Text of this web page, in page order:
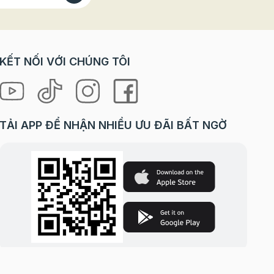
lên
NỐI VỚI CHÚNG TÔI
APP ĐỂ NHẬN NHIỀU ƯU ĐÃI BẤT NGỜ